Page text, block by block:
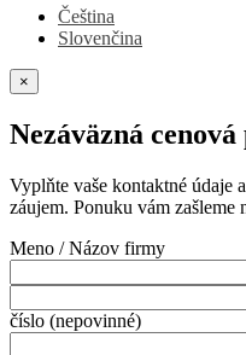
Čeština
Slovenčina
×
Nezáväzná cenová
Vyplňte vaše kontaktné údaje
záujem. Ponuku vám zašleme
Meno / Názov firmy
číslo (nepovinné)